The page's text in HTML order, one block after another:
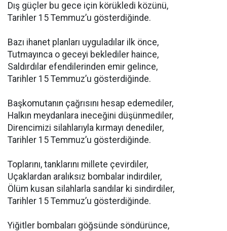
Dış güçler bu gece için körükledi közünü,
Tarihler 15 Temmuz’u gösterdiğinde.
Bazı ihanet planları uyguladılar ilk önce,
Tutmayınca o geceyi beklediler haince,
Saldırdılar efendilerinden emir gelince,
Tarihler 15 Temmuz’u gösterdiğinde.
Başkomutanın çağrısını hesap edemediler,
Halkın meydanlara ineceğini düşünmediler,
Direncimizi silahlarıyla kırmayı denediler,
Tarihler 15 Temmuz’u gösterdiğinde.
Toplarını, tanklarını millete çevirdiler,
Uçaklardan aralıksız bombalar indirdiler,
Ölüm kusan silahlarla sandılar ki sindirdiler,
Tarihler 15 Temmuz’u gösterdiğinde.
Yiğitler bombaları göğsünde söndürünce,